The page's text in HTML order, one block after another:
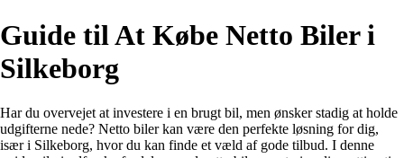
Guide til At Købe Netto Biler i
Silkeborg
Har du overvejet at investere i en brugt bil, men ønsker stadig at holde
udgifterne nede? Netto biler kan være den perfekte løsning for dig,
især i Silkeborg, hvor du kan finde et væld af gode tilbud. I denne